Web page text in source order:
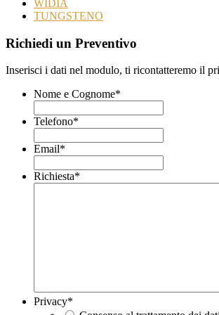
WIDIA
TUNGSTENO
Richiedi un Preventivo
Inserisci i dati nel modulo, ti ricontatteremo il
Nome e Cognome*
Telefono*
Email*
Richiesta*
Privacy*